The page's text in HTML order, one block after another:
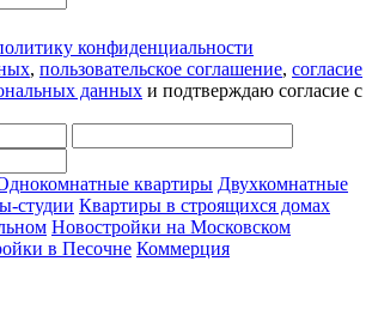
конфиденциальности
, пользовательское соглашение, согласие
данных и подтверждаю согласие с
квартиры Двухкомнатные
студии Квартиры в строящихся домах
Новостройки на Московском
в Песочне Коммерция